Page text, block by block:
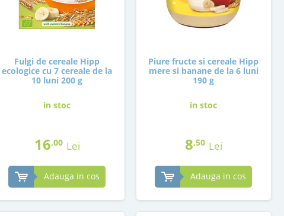
Fulgi de cereale Hipp
ecologice cu 7 cereale de la
10 luni 200 g
in stoc
16,00 Lei
Adauga in cos
Piure fructe si cereale Hipp
mere si banane de la 6 luni
190 g
in stoc
8,50 Lei
Adauga in cos